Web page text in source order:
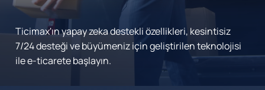
Ticimax'ın yapay zeka destekli özellikleri, kesintisiz
7/24 desteği ve büyümeniz için geliştirilen teknolojisi
ile e-ticarete başlayın.